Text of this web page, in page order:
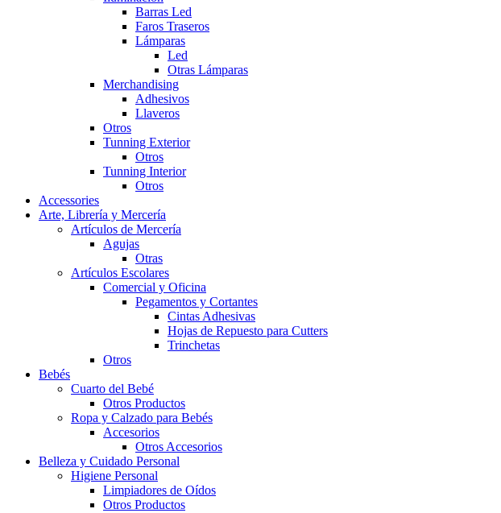
Barras Led
Faros Traseros
Lámparas
Led
Otras Lámparas
Merchandising
Adhesivos
Llaveros
Otros
Tunning Exterior
Otros
Tunning Interior
Otros
Accessories
Arte, Librería y Mercería
Artículos de Mercería
Agujas
Otras
Artículos Escolares
Comercial y Oficina
Pegamentos y Cortantes
Cintas Adhesivas
Hojas de Repuesto para Cutters
Trinchetas
Otros
Bebés
Cuarto del Bebé
Otros Productos
Ropa y Calzado para Bebés
Accesorios
Otros Accesorios
Belleza y Cuidado Personal
Higiene Personal
Limpiadores de Oídos
Otros Productos